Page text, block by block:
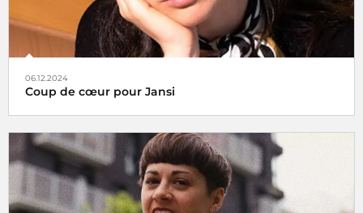
06.12.2024
Coup de cœur pour Jansi
Le choix de Jansi